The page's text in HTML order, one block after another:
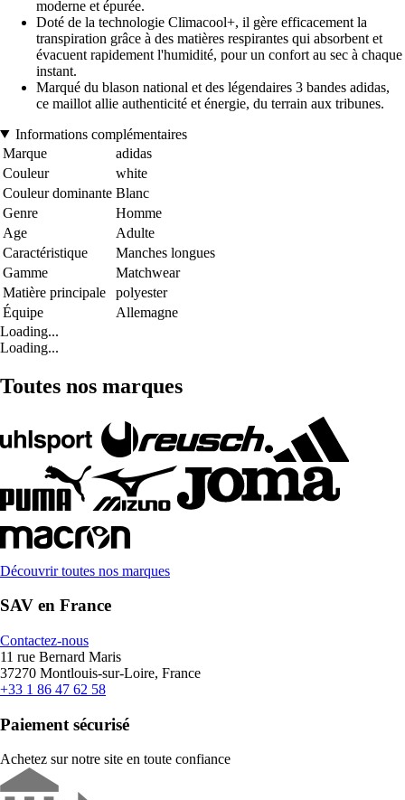
moderne et épurée.
Doté de la technologie Climacool+, il gère efficacement la
transpiration grâce à des matières respirantes qui absorbent et
évacuent rapidement l'humidité, pour un confort au sec à chaque
instant.
Marqué du blason national et des légendaires 3 bandes adidas,
ce maillot allie authenticité et énergie, du terrain aux tribunes.
Informations complémentaires
Marque
adidas
Couleur
white
Couleur dominante Blanc
Genre
Homme
Age
Adulte
Caractéristique
Manches longues
Gamme
Matchwear
Matière principale
polyester
Équipe
Allemagne
Loading...
Loading...
Toutes nos marques
Découvrir toutes nos marques
SAV en France
Contactez-nous
11 rue Bernard Maris
37270 Montlouis-sur-Loire, France
+33 1 86 47 62 58
Paiement sécurisé
Achetez sur notre site en toute confiance